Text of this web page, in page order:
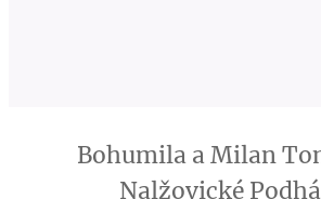
Bohumila a Milan
Nalžovické